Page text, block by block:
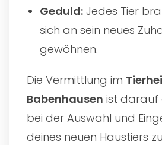
Geduld: Jedes Tier
sich an sein neues
gewöhnen.
Die Vermittlung im
Babenhausen ist darauf
bei der Auswahl und
deines neuen Haustiers